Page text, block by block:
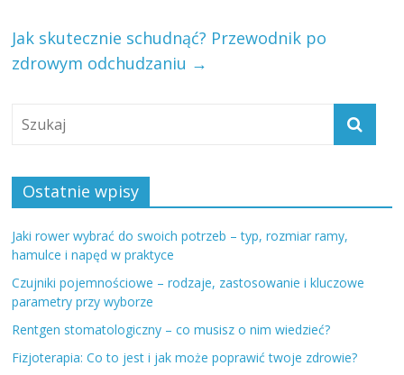
Jak skutecznie schudnąć? Przewodnik po
zdrowym odchudzaniu →
Ostatnie wpisy
Jaki rower wybrać do swoich potrzeb – typ, rozmiar ramy,
hamulce i napęd w praktyce
Czujniki pojemnościowe – rodzaje, zastosowanie i kluczowe
parametry przy wyborze
Rentgen stomatologiczny – co musisz o nim wiedzieć?
Fizjoterapia: Co to jest i jak może poprawić twoje zdrowie?